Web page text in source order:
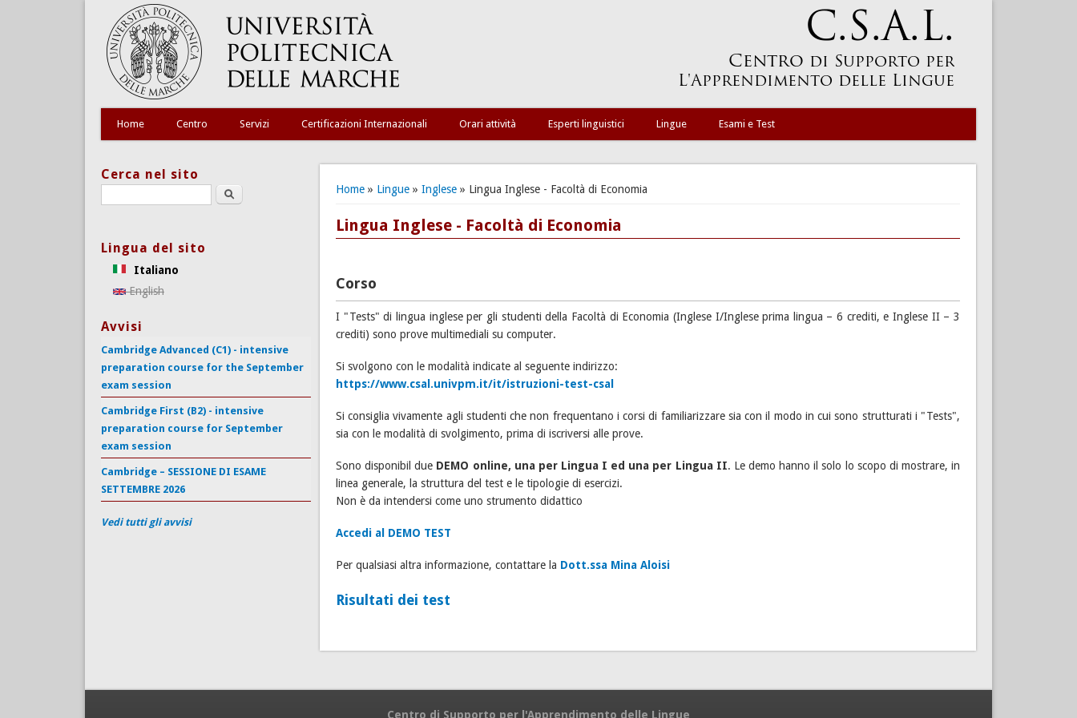
Home Centro Servizi Certificazioni Internazionali Orari attività Esperti linguistici Lingue Esami e Test
Tu sei qui
Home» Lingue» Inglese» Lingua Inglese - Facoltà di Economia
Lingua Inglese - Facoltà di Economia
Corso
I "Tests" di lingua inglese per gli studenti della Facoltà di Economia (Inglese I/Inglese prima lingua – 6 crediti, e Inglese II – 3
crediti) sono prove multimediali su computer.
Si svolgono con le modalità indicate al seguente indirizzo:
https://www.csal.univpm.it/it/istruzioni-test-csal
Si consiglia vivamente agli studenti che non frequentano i corsi di familiarizzare sia con il modo in cui sono strutturati i "Tests",
sia con le modalità di svolgimento, prima di iscriversi alle prove.
Sono disponibil due DEMO online, una per Lingua I ed una per Lingua II. Le demo hanno il solo lo scopo di mostrare, in
linea generale, la struttura del test e le tipologie di esercizi.
Non è da intendersi come uno strumento didattico
Accedi al DEMO TEST
Per qualsiasi altra informazione, contattare la Dott.ssa Mina Aloisi
Risultati dei test
Cerca nel sito
Search this site
Lingua del sito
Italiano
English
Avvisi
Cambridge Advanced (C1) - intensive
preparation course for the September
exam session
Cambridge First (B2) - intensive
preparation course for September
exam session
Cambridge – SESSIONE DI ESAME
SETTEMBRE 2026
Vedi tutti gli avvisi
Centro di Supporto per l'Apprendimento delle Lingue